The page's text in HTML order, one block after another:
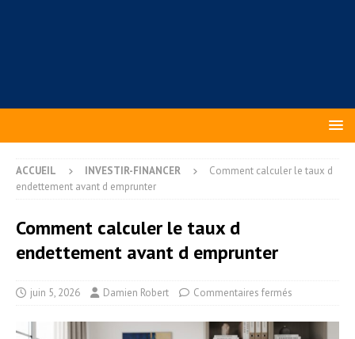
ACCUEIL INVESTIR-FINANCER
Comment calculer le taux d
endettement avant d emprunter
Comment calculer le taux d
endettement avant d emprunter
juin 5, 2026 Damien Robert Commentaires fermés